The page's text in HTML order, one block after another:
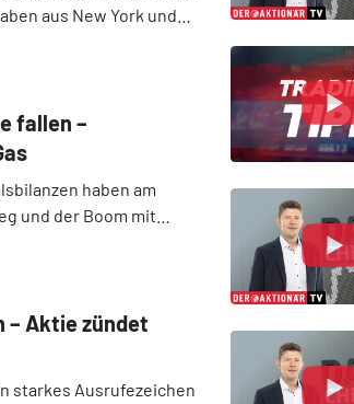
aus New York und
während die
fallen –
haben am
und der Boom mit
nach oben getrieben.
– Aktie zündet
starkes Ausrufezeichen